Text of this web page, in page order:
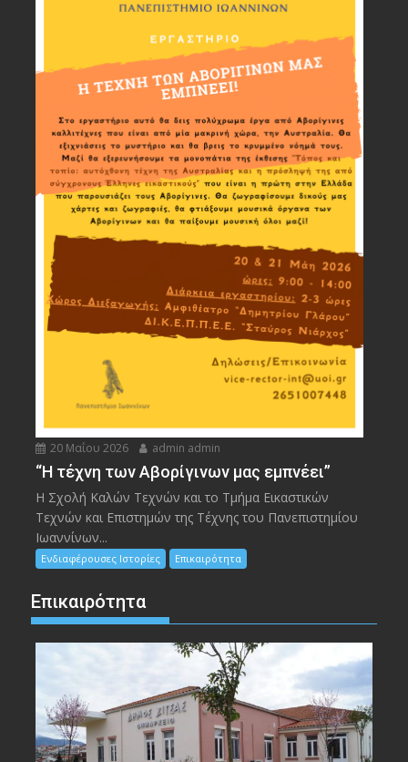
20 Μαΐου 2026 admin admin
“Η τέχνη των Αβορίγινων μας εμπνέει”
Η Σχολή Καλών Τεχνών και το Τμήμα Εικαστικών
Τεχνών και Επιστημών της Τέχνης του Πανεπιστημίου
Ιωαννίνων...
Ενδιαφέρουσες Ιστορίες Επικαιρότητα
Επικαιρότητα